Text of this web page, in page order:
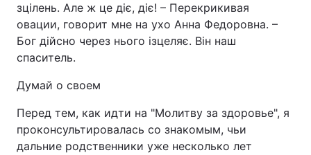
зцілень. Але ж це діє, діє! – Перекрикивая
овации, говорит мне на ухо Анна Федоровна. –
Бог дійсно через нього ізцеляє. Він наш
спаситель.
Думай о своем
Перед тем, как идти на "Молитву за здоровье", я
проконсультировалась со знакомым, чьи
дальние родственники уже несколько лет